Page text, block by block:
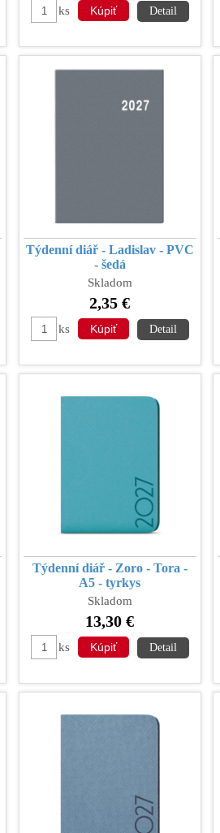
ks Detail
Týdenní diář - Ladislav - PVC
- šedá
Skladom
2,35 €
ks Detail
Týdenní diář - Zoro - Tora -
A5 - tyrkys
Skladom
13,30 €
ks Detail